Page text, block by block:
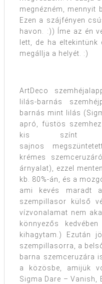
megnézném, mennyit
Ezen a szájfényen
havon. :)) Íme az én
lett, de ha
megállja a helyét. :)
ArtDeco
lilás-barnás
barnás mint lilás
apró, füstös
kis színt
sajnos
krémes
árnyalat), ezzel
kb. 80%-án, és a
ami kevés maradt
szempillasor külső
vízvonalamat nem
könnyezős
kihagytam.) Ezután
szempillasorra, a
barna szemceruzára
a közösbe, amijük
Sigma Dare – Vanish,